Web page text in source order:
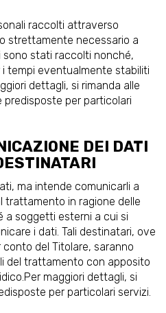
raccolti attraverso
strettamente necessario a
sono stati raccolti nonché,
tempi eventualmente stabiliti
dettagli, si rimanda alle
per particolari
DEI DATI
ma intende comunicarli a
trattamento in ragione delle
a soggetti esterni a cui si
i dati. Tali destinatari, ove
del Titolare, saranno
del trattamento con apposito
maggiori dettagli, si
per particolari servizi.